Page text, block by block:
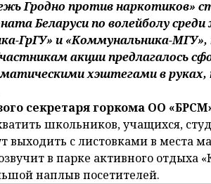
Гродно против наркотиков»
Беларуси по волейболу
ГрГУ» и «Коммунальника-
акции предлагалось
хэштегами в
секретаря горкома ОО
школьников, учащихся,
выходить с листовками в места
в парке активного
наплыв посетителей.